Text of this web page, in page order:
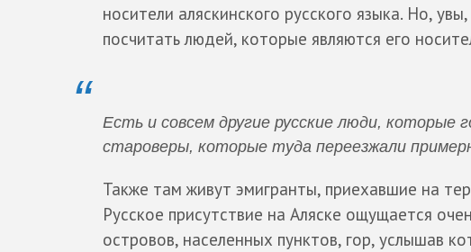
носители аляскинского русского языка. Но,
посчитать людей, которые являются его
Есть и совсем другие русские люди, которые
староверы, которые туда переезжали
Также там живут эмигранты, приехавшие на
Русское присутствие на Аляске ощущается
островов, населенных пунктов, гор, услышав